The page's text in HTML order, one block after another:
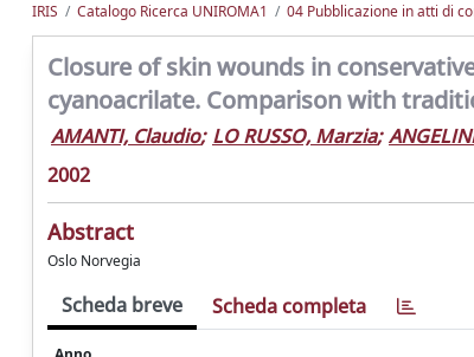
IRIS Catalogo Ricerca UNIROMA1 04 Pubblicazione in atti di
Closure of skin wounds in
cyanoacrilate. Comparison with
AMANTI, Claudio; LO RUSSO, Marzia;
2002
Abstract
Oslo Norvegia
Scheda breve Scheda completa